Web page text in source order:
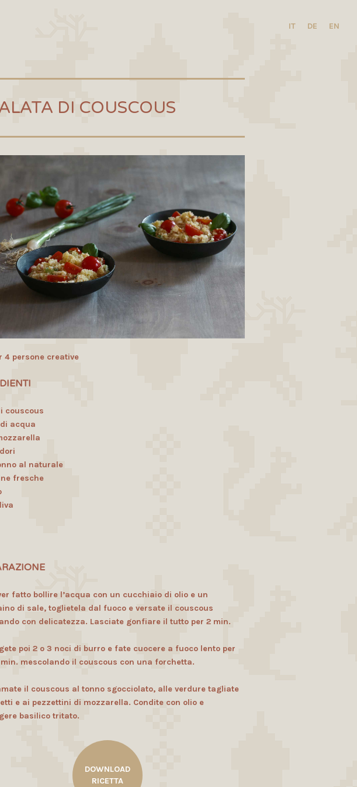
IT DE EN
DI COUSCOUS
4 persone creative
couscous
acqua
al naturale
fresche
fatto bollire l’acqua con un cucchiaio di olio e un
di sale, toglietela dal fuoco e versate il couscous
con delicatezza. Lasciate gonfiare il tutto per 2 min.
poi 2 o 3 noci di burro e fate cuocere a fuoco lento per
mescolando il couscous con una forchetta.
il couscous al tonno sgocciolato, alle verdure tagliate
e ai pezzettini di mozzarella. Condite con olio e
basilico tritato.
DOWNLOAD
RICETTA